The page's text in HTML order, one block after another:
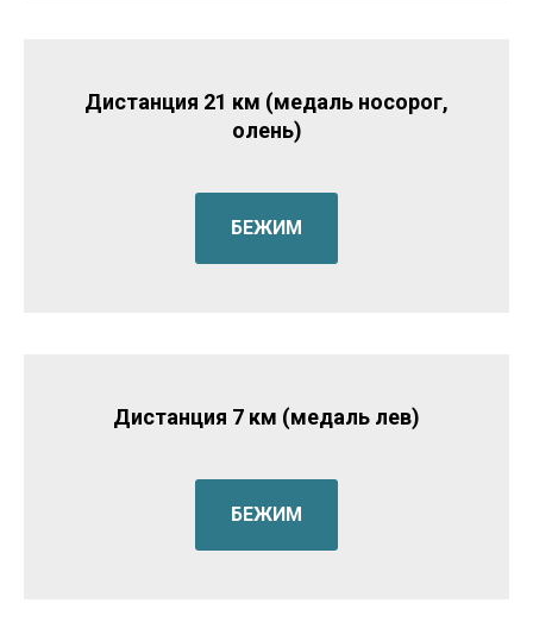
Дистанция 21 км (медаль носорог,
олень)
БЕЖИМ
Дистанция 7 км (медаль лев)
БЕЖИМ